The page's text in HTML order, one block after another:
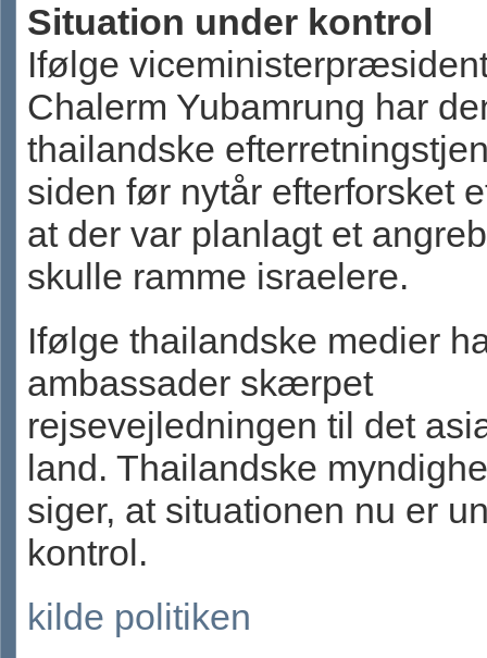
Situation under kontrol
Ifølge
Chalerm Yubamrung har
thailandske
siden før nytår efterforsket
at der var planlagt et
skulle ramme israelere.
Ifølge thailandske medier
ambassader skærpet
rejsevejledningen til det
land. Thailandske
siger, at situationen nu er
kontrol.
kilde politiken